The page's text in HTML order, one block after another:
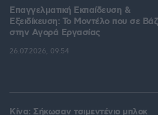
Επαγγελματική Εκπαίδευση &
Εξειδίκευση: Το Mοντέλο που σε
στην Aγορά Eργασίας
26.07.2026, 09:54
Κίνα: Σήκωσαν τσιμεντένιο μπλοκ